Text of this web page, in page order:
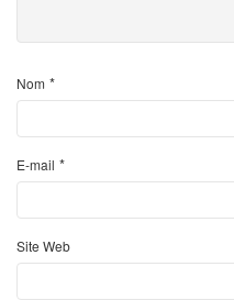
Nom *
E-mail *
Site Web